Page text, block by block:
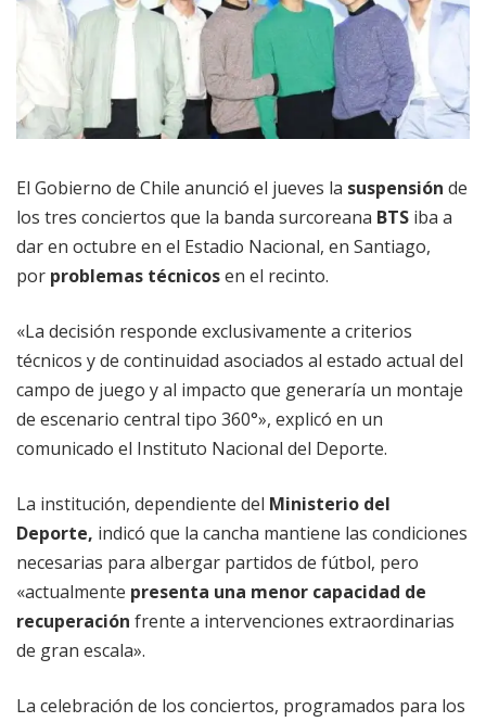
El Gobierno de Chile anunció el jueves la suspensión de
los tres conciertos que la banda surcoreana BTS iba a
dar en octubre en el Estadio Nacional, en Santiago,
por problemas técnicosen el recinto.
«La decisión responde exclusivamente a criterios
técnicos y de continuidad asociados al estado actual del
campo de juego y al impacto que generaría un montaje
de escenario central tipo 360°», explicó en un
comunicado el Instituto Nacional del Deporte.
La institución, dependiente del Ministerio del
Deporte, indicó que la cancha mantiene las condiciones
necesarias para albergar partidos de fútbol, pero
«actualmente presenta una menor capacidad de
recuperación frente a intervenciones extraordinarias
de gran escala».
La celebración de los conciertos, programados para los